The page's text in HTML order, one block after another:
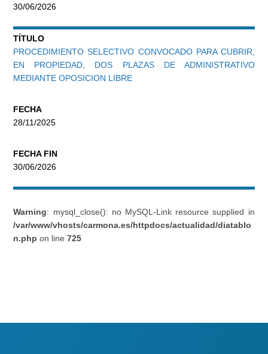
30/06/2026
TÍTULO
PROCEDIMIENTO SELECTIVO CONVOCADO PARA CUBRIR,
EN PROPIEDAD, DOS PLAZAS DE ADMINISTRATIVO
MEDIANTE OPOSICION LIBRE
FECHA
28/11/2025
FECHA FIN
30/06/2026
Warning: mysql_close(): no MySQL-Link resource supplied in
/var/www/vhosts/carmona.es/httpdocs/actualidad/diatablo
n.php on line725